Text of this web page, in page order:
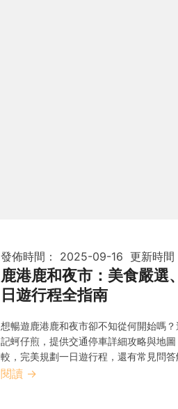
發佈時間： 2025-09-16 更新時間
鹿港鹿和夜市：美食嚴選
日遊行程全指南
想暢遊鹿港鹿和夜市卻不知從何開始嗎
記蚵仔煎，提供交通停車詳細攻略與地
較，完美規劃一日遊行程，還有常見問
閱讀 →